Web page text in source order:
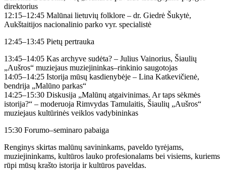
direktorius
12:15–12:45 Malūnai lietuvių folklore – dr. Giedrė Šukytė,
Aukštaitijos nacionalinio parko vyr. specialistė
12:45–13:45 Pietų pertrauka
13:45–14:05 Kas archyve sudėta? – Julius Vainorius, Šiaulių
„Aušros“ muziejaus muziejininkas–rinkinio saugotojas
14:05–14:25 Istorija mūsų kasdienybėje – Lina Katkevičienė,
bendrija „Malūno parkas“
14:25–15:30 Diskusija „Malūnų atgaivinimas. Ar taps sėkmės
istorija?“ – moderuoja Rimvydas Tamulaitis, Šiaulių „Aušros“
muziejaus kultūrinės veiklos vadybininkas
15:30 Forumo–seminaro pabaiga
Renginys skirtas malūnų savininkams, paveldo tyrėjams,
muziejininkams, kultūros lauko profesionalams bei visiems, kuriems
rūpi mūsų krašto istorija ir kultūros paveldas.